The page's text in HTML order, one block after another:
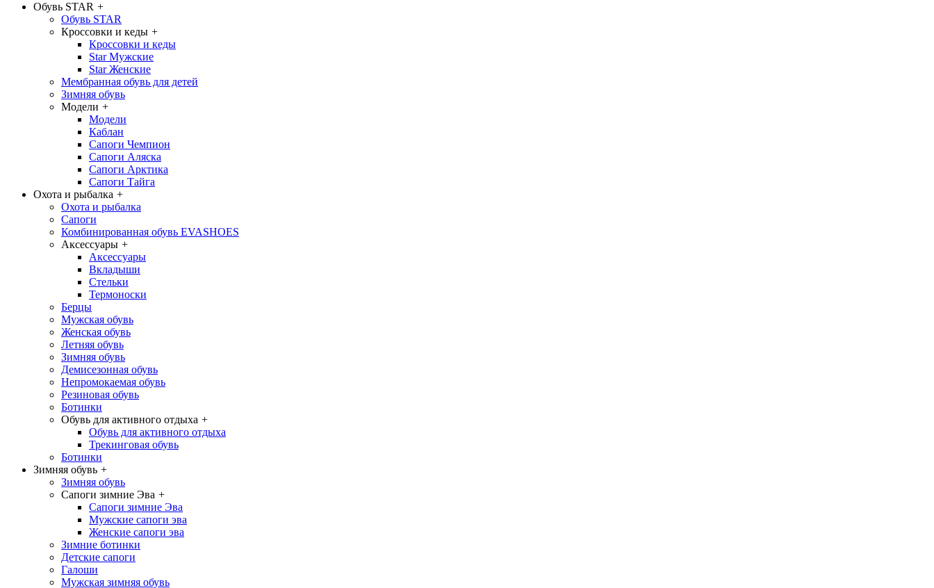
Обувь STAR +
Обувь STAR
Кроссовки и кеды +
Кроссовки и кеды
Star Мужские
Star Женские
Мембранная обувь для детей
Зимняя обувь
Модели +
Модели
Каблан
Сапоги Чемпион
Сапоги Аляска
Сапоги Арктика
Сапоги Тайга
Охота и рыбалка +
Охота и рыбалка
Сапоги
Комбинированная обувь EVASHOES
Аксессуары +
Аксессуары
Вкладыши
Стельки
Термоноски
Берцы
Мужская обувь
Женская обувь
Летняя обувь
Зимняя обувь
Демисезонная обувь
Непромокаемая обувь
Резиновая обувь
Ботинки
Обувь для активного отдыха +
Обувь для активного отдыха
Трекинговая обувь
Ботинки
Зимняя обувь +
Зимняя обувь
Сапоги зимние Эва +
Сапоги зимние Эва
Мужские сапоги эва
Женские сапоги эва
Зимние ботинки
Детские сапоги
Галоши
Мужская зимняя обувь